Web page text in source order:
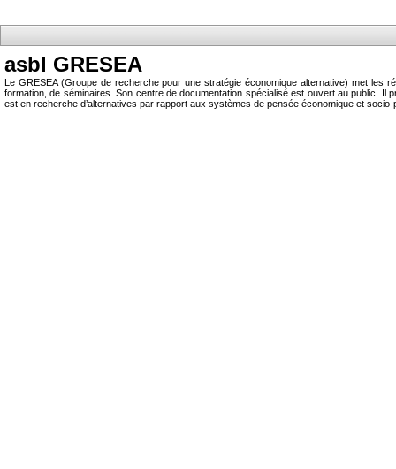
asbl GRESEA
Le GRESEA (Groupe de recherche pour une stratégie économique alternative) met les
formation, de séminaires. Son centre de documentation spécialisé est ouvert au public.
est en recherche d’alternatives par rapport aux systèmes de pensée économique et socio-